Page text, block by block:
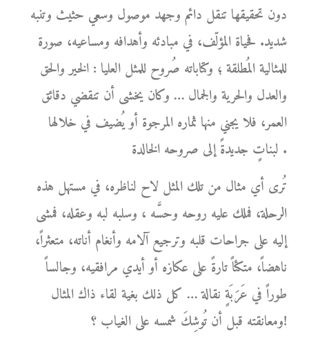
دون تحقيقها تنقل دائم وجهد موصول وسعي حثيث وتنبه
شديد. فحياة المؤلّف، في مبادئه وأهدافه ومساعيه، صورة
للمثالية المُطلقة ؛ وكتاباته صُروح للمثل العليا : الخير والحق
والعدل والحرية والجمال … وكان يخشى أن تنقضي دقائق
العمر، فلا يجني منها ثماره المرجوة أو يُضيف في خلالها
لبناتٍ جديدةً إلى صروحه الخالدة .
تُرى أي مثال من تلك المثل لاح لناظره، في مستهل هذه
الرحلة، فملك عليه روحه وحسَّه ، وسلبه لبه وعقله، فمشى
إليه على جراحات قلبه وترجيع آلامه وأنغام أناته، متعثراً،
ناهضاً، متكئاً تارةً على عكازه أو أيدي مرافقيه، وجالساً
طوراً في عَرَبَةٍ نقالة … كل ذلك بغية لقاء ذاك المثال
ومعانقته قبل أن تُوشِكَ شمسه على الغياب ؟!